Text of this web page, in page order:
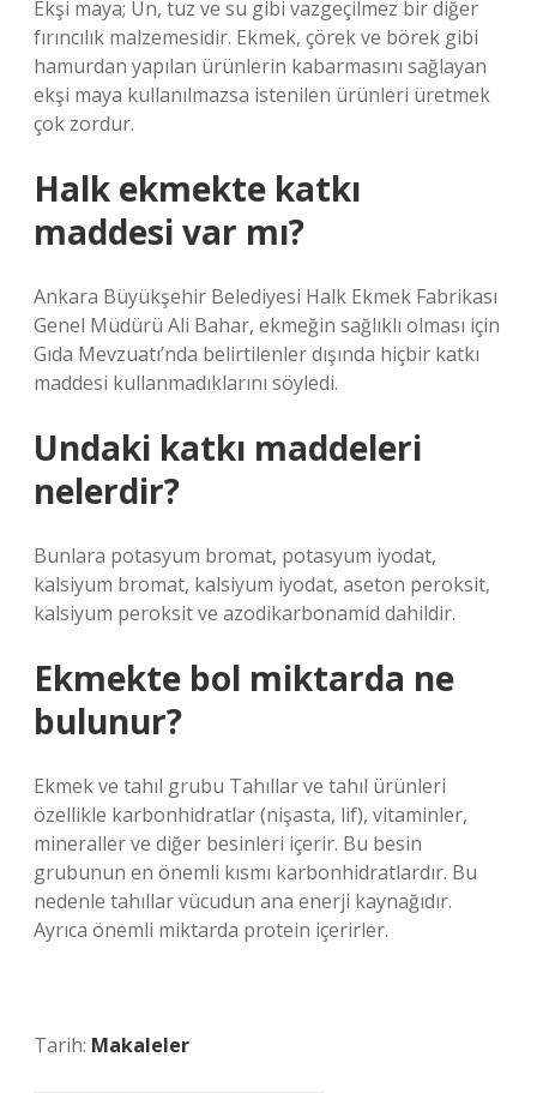
Ekşi maya; Un, tuz ve su gibi vazgeçilmez bir diğer
fırıncılık malzemesidir. Ekmek, çörek ve börek gibi
hamurdan yapılan ürünlerin kabarmasını sağlayan
ekşi maya kullanılmazsa istenilen ürünleri üretmek
çok zordur.
Halk ekmekte katkı
maddesi var mı?
Ankara Büyükşehir Belediyesi Halk Ekmek Fabrikası
Genel Müdürü Ali Bahar, ekmeğin sağlıklı olması için
Gıda Mevzuatı’nda belirtilenler dışında hiçbir katkı
maddesi kullanmadıklarını söyledi.
Undaki katkı maddeleri
nelerdir?
Bunlara potasyum bromat, potasyum iyodat,
kalsiyum bromat, kalsiyum iyodat, aseton peroksit,
kalsiyum peroksit ve azodikarbonamid dahildir.
Ekmekte bol miktarda ne
bulunur?
Ekmek ve tahıl grubu Tahıllar ve tahıl ürünleri
özellikle karbonhidratlar (nişasta, lif), vitaminler,
mineraller ve diğer besinleri içerir. Bu besin
grubunun en önemli kısmı karbonhidratlardır. Bu
nedenle tahıllar vücudun ana enerji kaynağıdır.
Ayrıca önemli miktarda protein içerirler.
Tarih: Makaleler